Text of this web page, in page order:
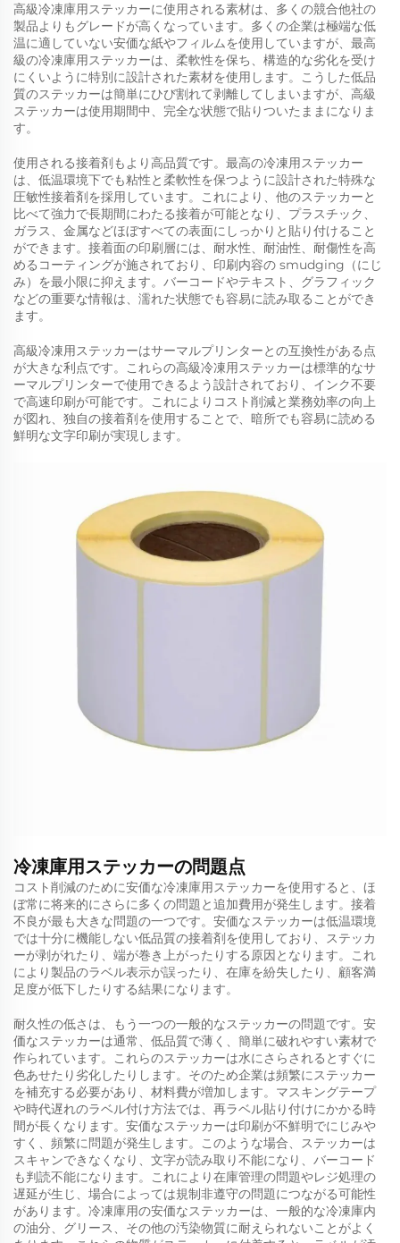
高級冷凍庫用ステッカーに使用される素材は、多くの競合他社の
製品よりもグレードが高くなっています。多くの企業は極端な低
温に適していない安価な紙やフィルムを使用していますが、最高
級の冷凍庫用ステッカーは、柔軟性を保ち、構造的な劣化を受け
にくいように特別に設計された素材を使用します。こうした低品
質のステッカーは簡単にひび割れて剥離してしまいますが、高級
ステッカーは使用期間中、完全な状態で貼りついたままになりま
す。
使用される接着剤もより高品質です。最高の冷凍用ステッカー
は、低温環境下でも粘性と柔軟性を保つように設計された特殊な
圧敏性接着剤を採用しています。これにより、他のステッカーと
比べて強力で長期間にわたる接着が可能となり、プラスチック、
ガラス、金属などほぼすべての表面にしっかりと貼り付けること
ができます。接着面の印刷層には、耐水性、耐油性、耐傷性を高
めるコーティングが施されており、印刷内容の smudging（にじ
み）を最小限に抑えます。バーコードやテキスト、グラフィック
などの重要な情報は、濡れた状態でも容易に読み取ることができ
ます。
高級冷凍用ステッカーはサーマルプリンターとの互換性がある点
が大きな利点です。これらの高級冷凍用ステッカーは標準的なサ
ーマルプリンターで使用できるよう設計されており、インク不要
で高速印刷が可能です。これによりコスト削減と業務効率の向上
が図れ、独自の接着剤を使用することで、暗所でも容易に読める
鮮明な文字印刷が実現します。
冷凍庫用ステッカーの問題点
コスト削減のために安価な冷凍庫用ステッカーを使用すると、ほ
ぼ常に将来的にさらに多くの問題と追加費用が発生します。接着
不良が最も大きな問題の一つです。安価なステッカーは低温環境
では十分に機能しない低品質の接着剤を使用しており、ステッカ
ーが剥がれたり、端が巻き上がったりする原因となります。これ
により製品のラベル表示が誤ったり、在庫を紛失したり、顧客満
足度が低下したりする結果になります。
耐久性の低さは、もう一つの一般的なステッカーの問題です。安
価なステッカーは通常、低品質で薄く、簡単に破れやすい素材で
作られています。これらのステッカーは水にさらされるとすぐに
色あせたり劣化したりします。そのため企業は頻繁にステッカー
を補充する必要があり、材料費が増加します。マスキングテープ
や時代遅れのラベル付け方法では、再ラベル貼り付けにかかる時
間が長くなります。安価なステッカーは印刷が不鮮明でにじみや
すく、頻繁に問題が発生します。このような場合、ステッカーは
スキャンできなくなり、文字が読み取り不能になり、バーコード
も判読不能になります。これにより在庫管理の問題やレジ処理の
遅延が生じ、場合によっては規制非遵守の問題につながる可能性
があります。冷凍庫用の安価なステッカーは、一般的な冷凍庫内
の油分、グリース、その他の汚染物質に耐えられないことがよく